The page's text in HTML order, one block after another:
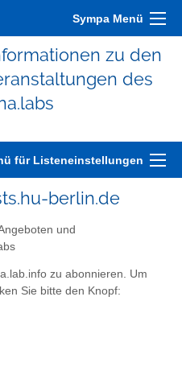
Sympa Menü
zu den
des
für Listeneinstellungen
berlin.de
und
zu abonnieren. Um
Sie bitte den Knopf: